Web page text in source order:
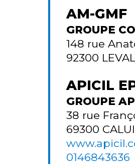
AM-GMF
GROUPE
148 rue
92300
APICIL
GROUPE
38 rue
69300
0146843636